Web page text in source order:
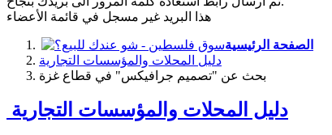
هذا البريد غير مسجل في قائمة الأعضاء
الصفحة الرئيسية
دليل المحلات والمؤسسات التجارية
بحث عن "تصميم جرافيكس" في قطاع غزة
دليل المحلات والمؤسسات التجارية